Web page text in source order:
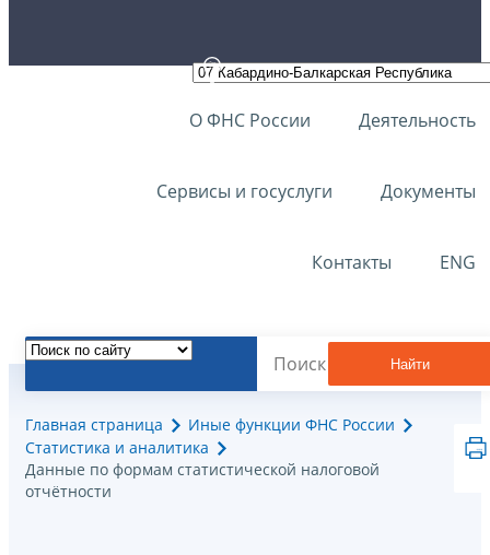
О ФНС России Деятельность
Сервисы и госуслуги Документы
Контакты ENG
Найти
Главная страница
Иные функции ФНС России
Статистика и аналитика
Данные по формам статистической налоговой
отчётности